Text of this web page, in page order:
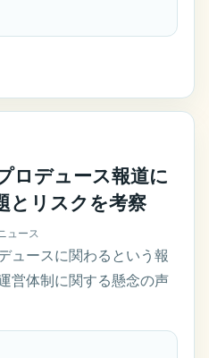
ロデュース報道に
とリスクを考察
ュース
ュースに関わるという報
営体制に関する懸念の声